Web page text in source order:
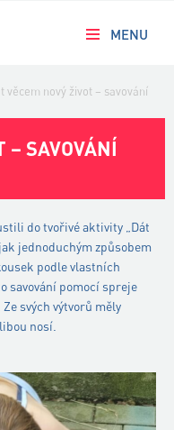
MENU
věcem nový život – savování
– SAVOVÁNÍ
do tvořivé aktivity „Dát
jednoduchým způsobem
podle vlastních
savování pomocí spreje
svých výtvorů měly
nosí.